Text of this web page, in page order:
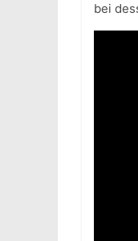
bei